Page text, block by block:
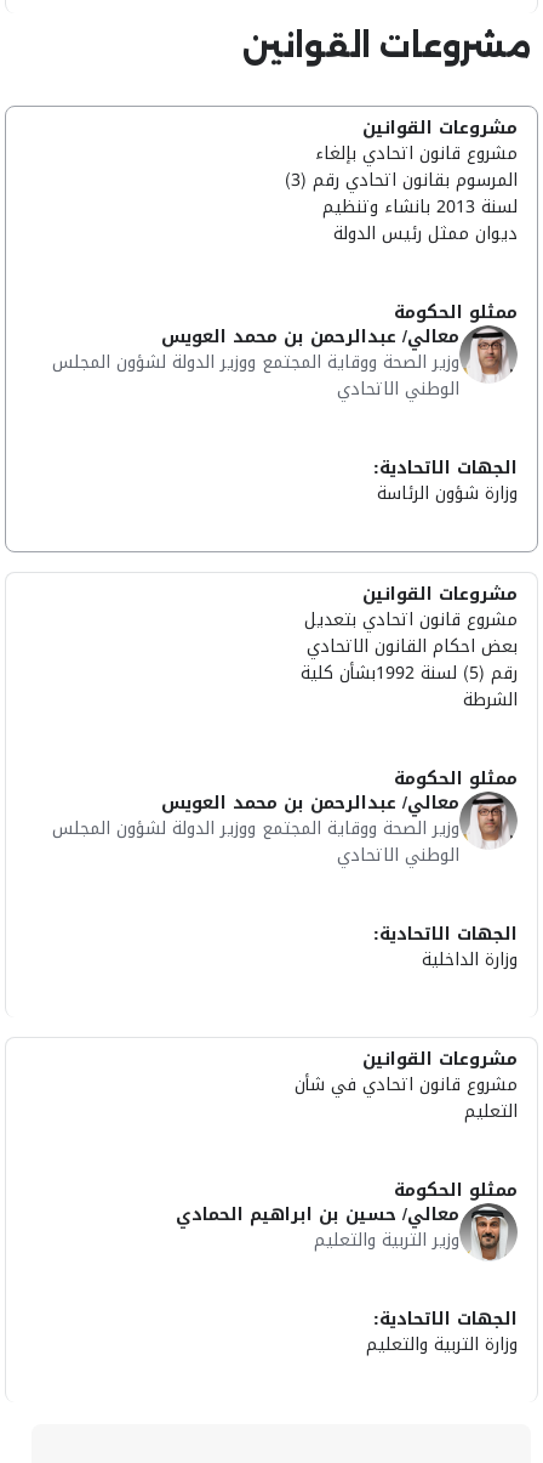
مشروعات القوانين
مشروعات القوانين
مشروع قانون اتحادي بإلغاء
المرسوم بقانون اتحادي رقم (3)
لسنة 2013 بانشاء وتنظيم
ديوان ممثل رئيس الدولة
ممثلو الحكومة
معالي/ عبدالرحمن بن محمد العويس
وزير الصحة ووقاية المجتمع ووزير الدولة لشؤون المجلس
الوطني الاتحادي
الجهات الاتحادية:
وزارة شؤون الرئاسة
مشروعات القوانين
مشروع قانون اتحادي بتعديل
بعض احكام القانون الاتحادي
رقم (5) لسنة 1992بشأن كلية
الشرطة
ممثلو الحكومة
معالي/ عبدالرحمن بن محمد العويس
وزير الصحة ووقاية المجتمع ووزير الدولة لشؤون المجلس
الوطني الاتحادي
الجهات الاتحادية:
وزارة الداخلية
مشروعات القوانين
مشروع قانون اتحادي في شأن
التعليم
ممثلو الحكومة
معالي/ حسين بن ابراهيم الحمادي
وزير التربية والتعليم
الجهات الاتحادية:
وزارة التربية والتعليم